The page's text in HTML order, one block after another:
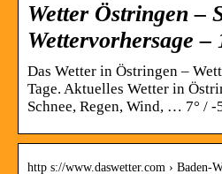
Wetter Östringen –
Wettervorhersage –
Das Wetter in Östringen –
Tage. Aktuelles Wetter in
Schnee, Regen, Wind, … 7° /
http s://www.daswetter.com › Baden-